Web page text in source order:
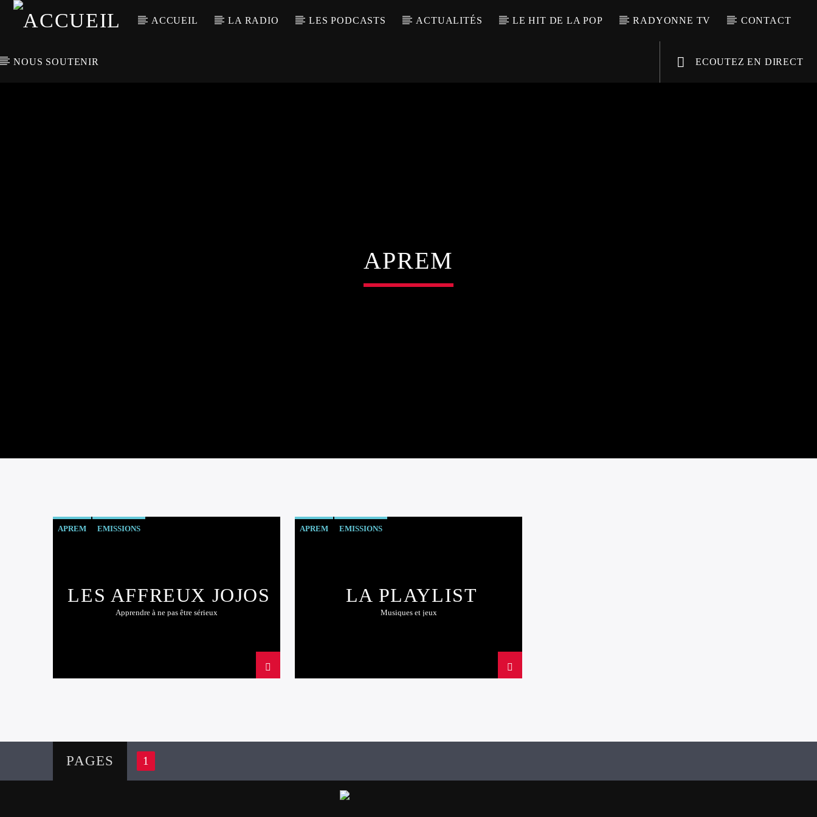
ACCUEIL LA RADIO LES PODCASTS ACTUALITÉS LE HIT DE LA POP RADYONNE TV CONTACT
NOUS SOUTENIR ECOUTEZ EN DIRECT
APREM
APREM EMISSIONS
LES AFFREUX JOJOS
Apprendre à ne pas être sérieux
APREM EMISSIONS
LA PLAYLIST
Musiques et jeux
PAGES 1